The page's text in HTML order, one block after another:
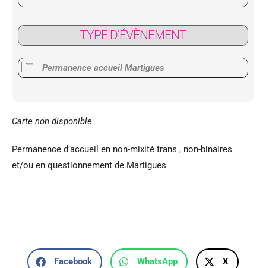
TYPE D’ÉVÈNEMENT
Permanence accueil Martigues
Carte non disponible
Permanence d’accueil en non-mixité trans , non-binaires
et/ou en questionnement de Martigues
Facebook WhatsApp X